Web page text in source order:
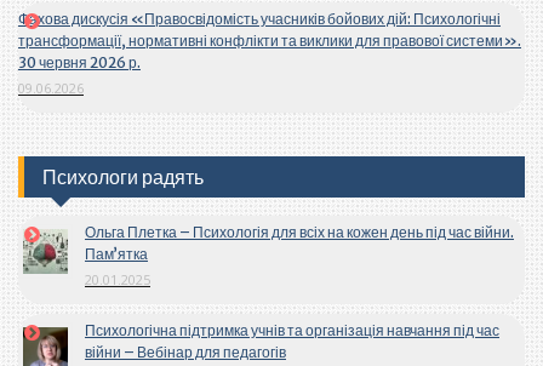
Фахова дискусія «Правосвідомість учасників бойових дій: Психологічні
трансформації, нормативні конфлікти та виклики для правової системи».
30 червня 2026 р.
09.06.2026
Психологи радять
Ольга Плетка – Психологія для всіх на кожен день під час війни.
Пам’ятка
20.01.2025
Психологічна підтримка учнів та організація навчання під час
війни – Вебінар для педагогів